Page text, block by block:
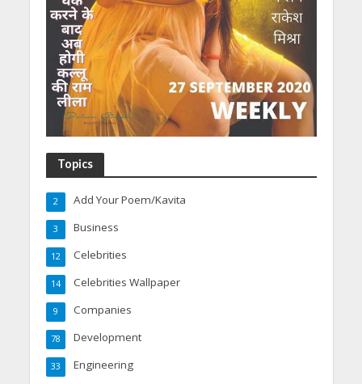
Topics
Add Your Poem/Kavita
2
Business
3
Celebrities
12
Celebrities Wallpaper
14
Companies
9
Development
78
Engineering
33